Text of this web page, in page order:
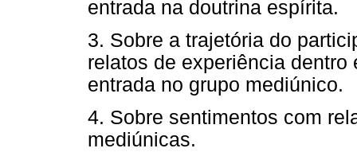
entrada na doutrina espírita.
3. Sobre a trajetória do
relatos de experiência
entrada no grupo mediúnico.
4. Sobre sentimentos com
mediúnicas.